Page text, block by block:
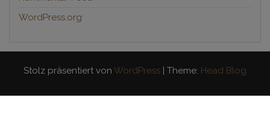
WordPress.org
Stolz präsentiert von WordPress | Theme: Head Blog